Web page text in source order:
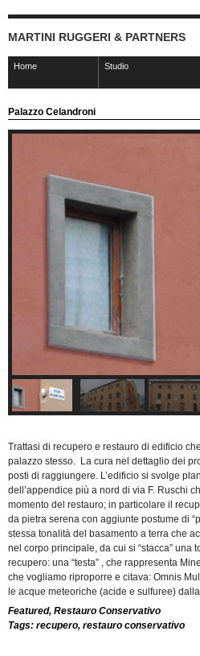
MARTINI RUGGERI & PARTNERS
Home Studio
Palazzo Celandroni
Trattasi di recupero e restauro di edificio
palazzo stesso. La cura nel dettaglio dei
posti di raggiungere. L’edificio si svolge
dell’appendice più a nord di via F. Ruschi
momento del restauro; in particolare il
da pietra serena con aggiunte postume di
stessa tonalità del basamento a terra che
nel corpo principale, da cui si “stacca”
recupero: una “testa” , che rappresenta
che vogliamo riproporre e citava: Omnis
le acque meteoriche (acide e sulfuree)
Featured, Restauro Conservativo
Tags: recupero, restauro conservativo